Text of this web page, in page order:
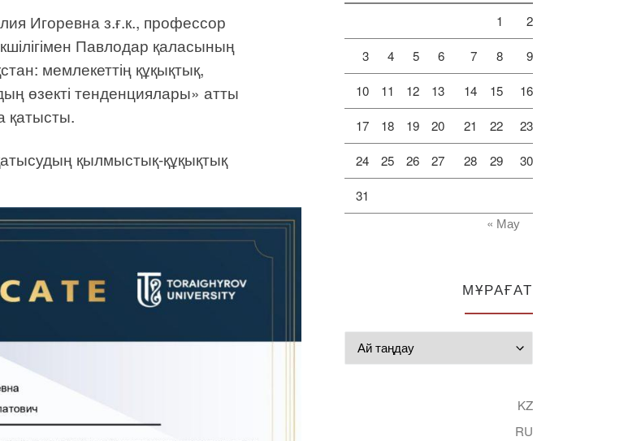
Игоревна з.ғ.к., профессор
Павлодар қаласының
мемлекеттің құқықтық,
өзекті тенденциялары» атты
қатысты.
қылмыстық-құқықтық
1 2
3 4 5 6 7 8 9
10 11 12 13 14 15 16
17 18 19 20 21 22 23
24 25 26 27 28 29 30
31
« Мау
МҰРАҒАТ
KZ
RU